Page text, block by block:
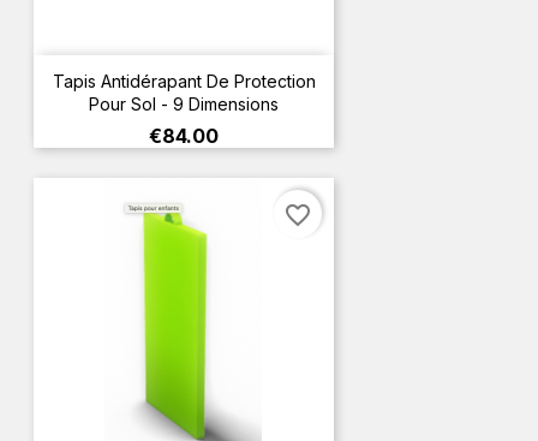
Tapis Antidérapant De Protection
Pour Sol - 9 Dimensions
Price
€84.00
favorite_border